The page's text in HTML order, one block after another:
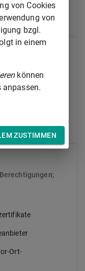
-übermittlung
Ort-
von Cookies
von
bzgl.
in einem
können
anpassen.
ZUSTIMMEN